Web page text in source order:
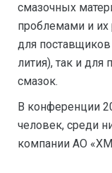
смазочных
проблемами и
для
лития), так и для
смазок.
В конференции
человек, среди
компании АО